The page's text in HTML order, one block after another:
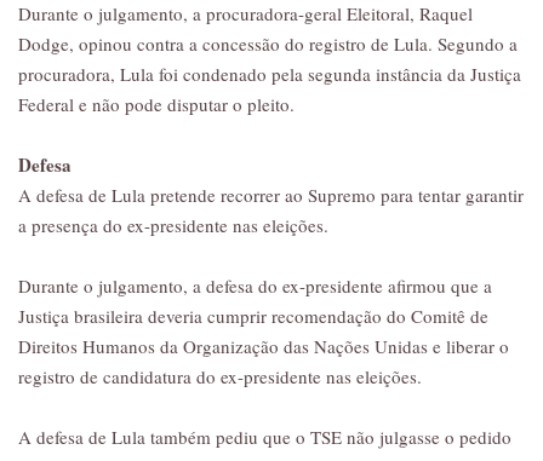
Durante o julgamento, a procuradora-geral Eleitoral, Raquel
Dodge, opinou contra a concessão do registro de Lula. Segundo a
procuradora, Lula foi condenado pela segunda instância da Justiça
Federal e não pode disputar o pleito.
Defesa
A defesa de Lula pretende recorrer ao Supremo para tentar garantir
a presença do ex-presidente nas eleições.
Durante o julgamento, a defesa do ex-presidente afirmou que a
Justiça brasileira deveria cumprir recomendação do Comitê de
Direitos Humanos da Organização das Nações Unidas e liberar o
registro de candidatura do ex-presidente nas eleições.
A defesa de Lula também pediu que o TSE não julgasse o pedido